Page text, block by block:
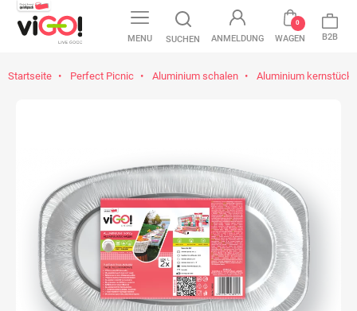
MENU SUCHEN ANMELDUNG WAGEN
0
B2B
Startseite Perfect Picnic Aluminium schalen Aluminium kernstück